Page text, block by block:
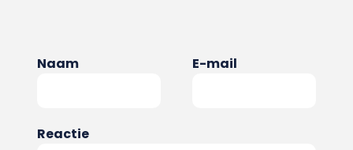
Naam E-mail
Reactie